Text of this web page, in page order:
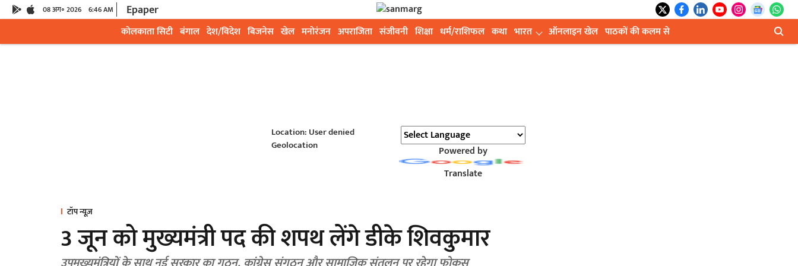
08 अग॰ 2026 6:46 AM Epaper
कोलकाता सिटी बंगाल देश/विदेश बिजनेस खेल मनोरंजन अपराजिता संजीवनी शिक्षा धर्म/राशिफल कथा भारत ऑनलाइन खेल पाठकों की कलम से
Location: User denied
Geolocation
Powered by
Translate
टॉप न्यूज़
3 जून को मुख्यमंत्री पद की शपथ लेंगे डीके शिवकुमार